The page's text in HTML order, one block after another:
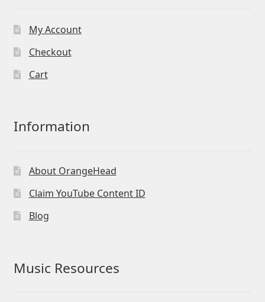
My Account
Checkout
Cart
Information
About OrangeHead
Claim YouTube Content ID
Blog
Music Resources